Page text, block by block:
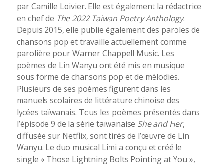
par Camille Loivier. Elle est également la rédactrice
en chef de The 2022 Taiwan Poetry Anthology.
Depuis 2015, elle publie également des paroles de
chansons pop et travaille actuellement comme
parolière pour Warner Chappell Music. Les
poèmes de Lin Wanyu ont été mis en musique
sous forme de chansons pop et de mélodies.
Plusieurs de ses poèmes figurent dans les
manuels scolaires de littérature chinoise des
lycées taïwanais. Tous les poèmes présentés dans
l’épisode 9 de la série taïwanaise She and Her,
diffusée sur Netflix, sont tirés de l’œuvre de Lin
Wanyu. Le duo musical Limi a conçu et créé le
single « Those Lightning Bolts Pointing at You »,